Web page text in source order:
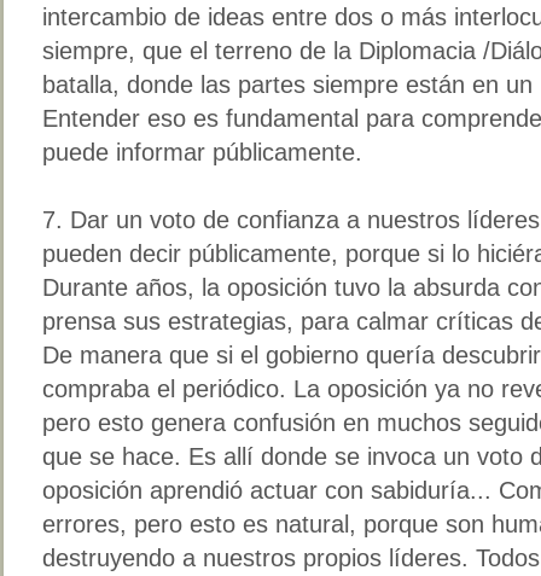
intercambio de ideas entre dos o más
siempre, que el terreno de la Diplomacia /
batalla, donde las partes siempre están en
Entender eso es fundamental para
puede informar públicamente.
7. Dar un voto de confianza a nuestros
pueden decir públicamente, porque si lo
Durante años, la oposición tuvo la absurda
prensa sus estrategias, para calmar críticas
De manera que si el gobierno quería
compraba el periódico. La oposición ya no
pero esto genera confusión en muchos
que se hace. Es allí donde se invoca un voto
oposición aprendió actuar con sabiduría...
errores, pero esto es natural, porque son
destruyendo a nuestros propios líderes.